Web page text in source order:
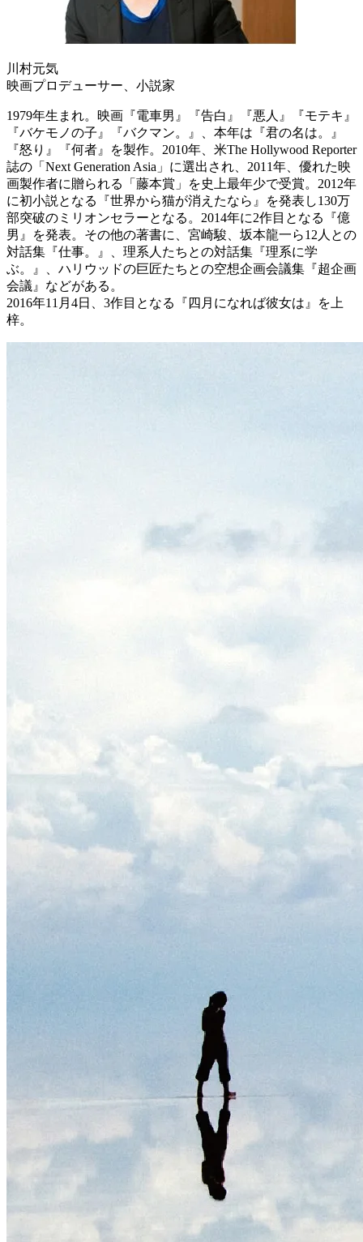
川村元気
映画プロデューサー、小説家
1979年生まれ。映画『電車男』『告白』『悪人』『モテキ』
『バケモノの子』『バクマン。』、本年は『君の名は。』
『怒り』『何者』を製作。2010年、米The Hollywood Reporter
誌の「Next Generation Asia」に選出され、2011年、優れた映
画製作者に贈られる「藤本賞」を史上最年少で受賞。2012年
に初小説となる『世界から猫が消えたなら』を発表し130万
部突破のミリオンセラーとなる。2014年に2作目となる『億
男』を発表。その他の著書に、宮崎駿、坂本龍一ら12人との
対話集『仕事。』、理系人たちとの対話集『理系に学
ぶ。』、ハリウッドの巨匠たちとの空想企画会議集『超企画
会議』などがある。
2016年11月4日、3作目となる『四月になれば彼女は』を上
梓。